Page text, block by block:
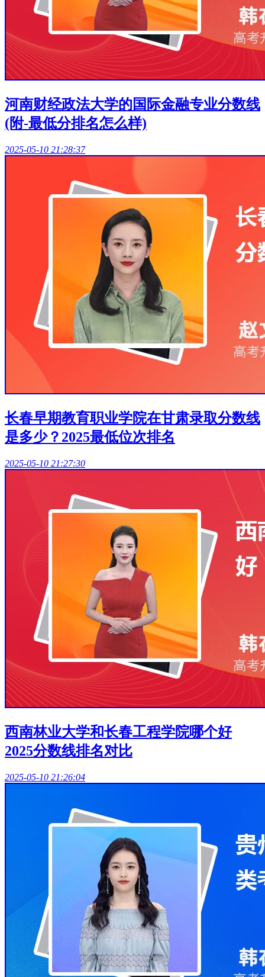
河南财经政法大学的国际金融专业分数线
(附-最低分排名怎么样)
2025-05-10 21:28:37
长春早期教育职业学院在甘肃录取分数线
是多少？2025最低位次排名
2025-05-10 21:27:30
西南林业大学和长春工程学院哪个好
2025分数线排名对比
2025-05-10 21:26:04